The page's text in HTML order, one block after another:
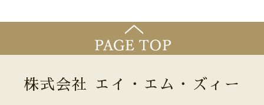
株式会社 エイ・エム・ズィー